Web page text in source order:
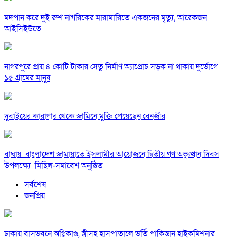
মদপান করে দুই রুশ নাগরিকের মারামারিতে একজনের মৃত্যু, আরেকজন
আইসিইউতে
নাগরপুরে প্রায় ৪ কোটি টাকার সেতু নির্মাণ অ্যাপ্রোচ সড়ক না থাকায় দুর্ভোগে
১৫ গ্রামের মানুষ
দুবাইয়ের কারাগার থেকে জামিনে মুক্তি পেয়েছেন বেনজীর
বাঘায় বাংলাদেশ জামায়াতে ইসলামীর আয়োজনে দ্বিতীয় গণ অভ্যুত্থান দিবস
উপলক্ষ্যে মিছিল-সমাবেশ অনুষ্ঠিত
সর্বশেষ
জনপ্রিয়
ঢাকায় বাসভবনে অগ্নিকাণ্ড, স্ত্রীসহ হাসপাতালে ভর্তি পাকিস্তান হাইকমিশনার